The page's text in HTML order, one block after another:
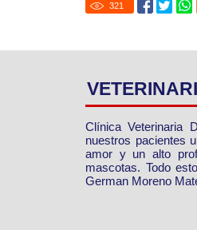
321
Clínica Veterinaria
nuestros pacientes
amor y un alto
mascotas. Todo
German Moreno